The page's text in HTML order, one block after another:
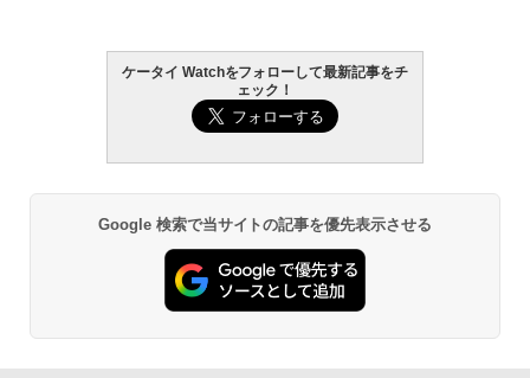
ケータイ Watchをフォローして最新記事をチ
ェック！
Google 検索で当サイトの記事を優先表示させる